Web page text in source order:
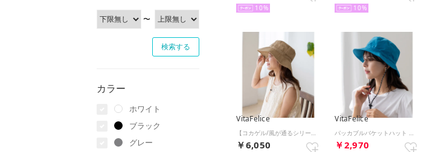
〜
カラー
ホワイト
ブラック
グレー
10 10
VitaFelice
￥6,050
VitaFelice
￥2,970